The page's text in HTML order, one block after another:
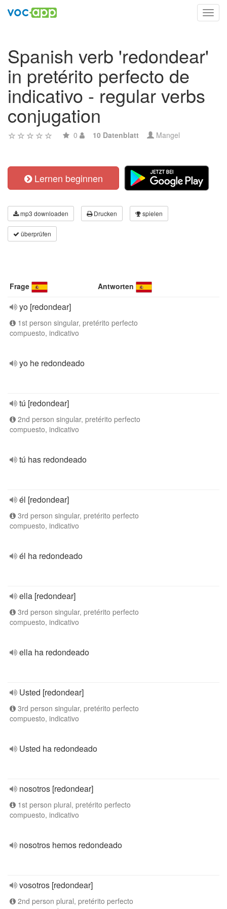
Spanish verb 'redondear'
in pretérito perfecto de
indicativo - regular verbs
conjugation
0 10 Datenblatt Mangel
Lernen beginnen
mp3 downloaden Drucken spielen
überprüfen
Frage Antworten
yo [redondear]
1st person singular, pretérito perfecto
compuesto, indicativo
yo he redondeado
tú [redondear]
2nd person singular, pretérito perfecto
compuesto, indicativo
tú has redondeado
él [redondear]
3rd person singular, pretérito perfecto
compuesto, indicativo
él ha redondeado
ella [redondear]
3rd person singular, pretérito perfecto
compuesto, indicativo
ella ha redondeado
Usted [redondear]
3rd person singular, pretérito perfecto
compuesto, indicativo
Usted ha redondeado
nosotros [redondear]
1st person plural, pretérito perfecto
compuesto, indicativo
nosotros hemos redondeado
vosotros [redondear]
2nd person plural, pretérito perfecto